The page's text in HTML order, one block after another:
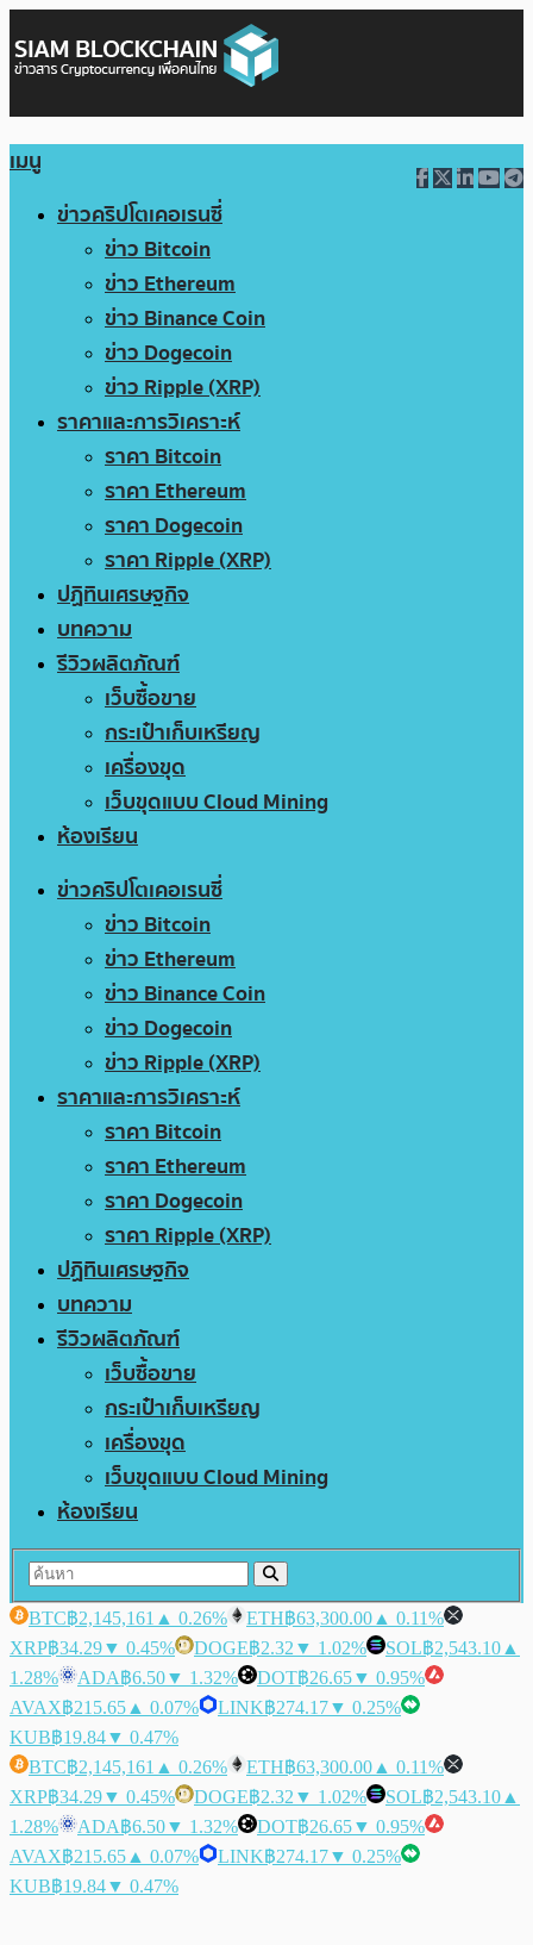
เมนู
ข่าวคริปโตเคอเรนซี่
ข่าว Bitcoin
ข่าว Ethereum
ข่าว Binance Coin
ข่าว Dogecoin
ข่าว Ripple (XRP)
ราคาและการวิเคราะห์
ราคา Bitcoin
ราคา Ethereum
ราคา Dogecoin
ราคา Ripple (XRP)
ปฏิทินเศรษฐกิจ
บทความ
รีวิวผลิตภัณฑ์
เว็บซื้อขาย
กระเป๋าเก็บเหรียญ
เครื่องขุด
เว็บขุดแบบ Cloud Mining
ห้องเรียน
ข่าวคริปโตเคอเรนซี่
ข่าว Bitcoin
ข่าว Ethereum
ข่าว Binance Coin
ข่าว Dogecoin
ข่าว Ripple (XRP)
ราคาและการวิเคราะห์
ราคา Bitcoin
ราคา Ethereum
ราคา Dogecoin
ราคา Ripple (XRP)
ปฏิทินเศรษฐกิจ
บทความ
รีวิวผลิตภัณฑ์
เว็บซื้อขาย
กระเป๋าเก็บเหรียญ
เครื่องขุด
เว็บขุดแบบ Cloud Mining
ห้องเรียน
BTC฿2,145,161 ▲ 0.26% ETH฿63,300.00 ▲ 0.11%
XRP฿34.29▼ 0.45% DOGE฿2.32 ▼ 1.02% SOL฿2,543.10 ▲
1.28%
ADA฿6.50▼ 1.32% DOT฿26.65▼ 0.95%
AVAX฿215.65 ▲ 0.07% LINK฿274.17▼ 0.25%
KUB฿19.84▼ 0.47%
BTC฿2,145,161 ▲ 0.26% ETH฿63,300.00 ▲ 0.11%
XRP฿34.29▼ 0.45% DOGE฿2.32 ▼ 1.02% SOL฿2,543.10 ▲
1.28%
ADA฿6.50▼ 1.32% DOT฿26.65▼ 0.95%
AVAX฿215.65 ▲ 0.07% LINK฿274.17▼ 0.25%
KUB฿19.84▼ 0.47%